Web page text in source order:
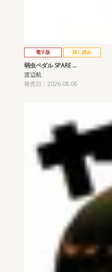
電子版 試し読み
弱虫ペダル SPARE …
渡辺航
発売日：2026.08.06